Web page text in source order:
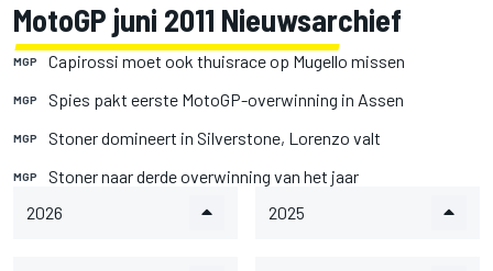
MotoGP juni 2011 Nieuwsarchief
MGP Capirossi moet ook thuisrace op Mugello missen
MGP Spies pakt eerste MotoGP-overwinning in Assen
MGP Stoner domineert in Silverstone, Lorenzo valt
MGP
Stoner naar derde overwinning van het jaar
2026
2025